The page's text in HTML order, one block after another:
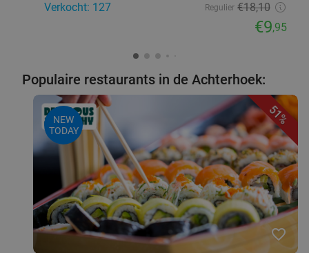
Verkocht: 127 Regulier €18,10
€9,95
Populaire restaurants in de Achterhoek:
51%
NEW
TODAY
favorite_border